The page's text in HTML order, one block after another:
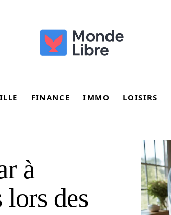
FINANCE IMMO LOISIRS
à
lors des